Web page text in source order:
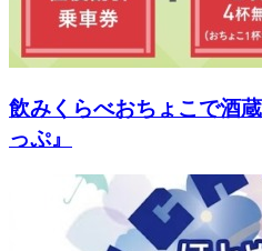
飲みくらべおちょこで酒
っぷ』